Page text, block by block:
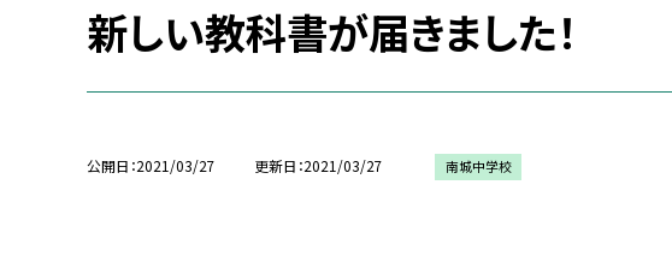
新しい教科書が届きました！
公開日 2021/03/27 更新日 2021/03/27 南城中学校